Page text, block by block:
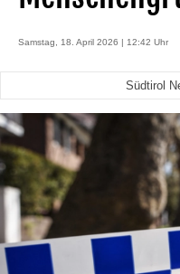
Samstag, 18. April 2026 | 12:42 Uhr
Südtirol